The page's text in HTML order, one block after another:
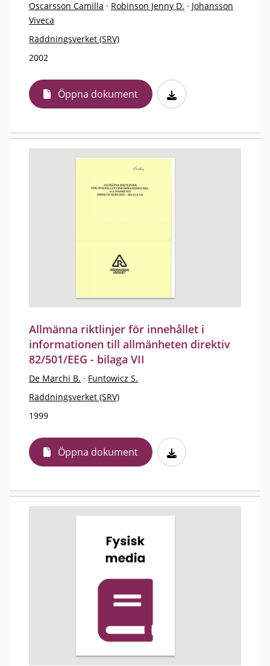
Oscarsson Camilla · Robinson Jenny D. · Johansson
Viveca
Räddningsverket (SRV)
2002
Öppna dokument
Allmänna riktlinjer för innehållet i
informationen till allmänheten direktiv
82/501/EEG - bilaga VII
De Marchi B. · Funtowicz S.
Räddningsverket (SRV)
1999
Öppna dokument